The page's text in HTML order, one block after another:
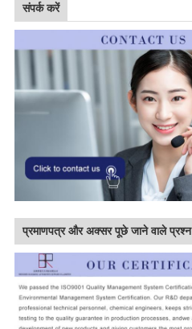
संपर्क करें
प्रमाणपत्र और अक्सर पूछे जाने वाले प्रश्न